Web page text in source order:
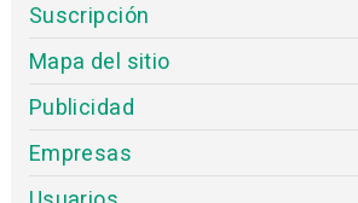
Suscripción
Mapa del sitio
Publicidad
Empresas